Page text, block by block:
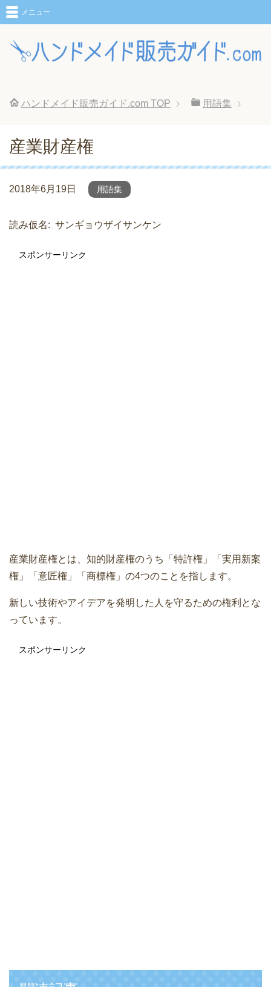
メニュー
ハンドメイド販売ガイド.com TOP 用語集
産業財産権
2018年6月19日 用語集
読み仮名 サンギョウザイサンケン
スポンサーリンク
産業財産権とは、知的財産権のうち「特許権」「実用新案
権」「意匠権」「商標権」の4つのことを指します。
新しい技術やアイデアを発明した人を守るための権利とな
っています。
スポンサーリンク